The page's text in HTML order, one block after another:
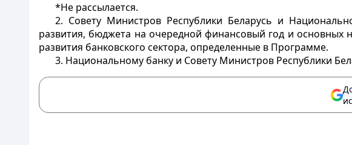
*Не рассылается.
2. Совету Министров Республики Беларусь и
развития, бюджета на очередной финансовый год и основных
развития банковского сектора, определенные в Программе.
3. Национальному банку и Совету Министров Республики